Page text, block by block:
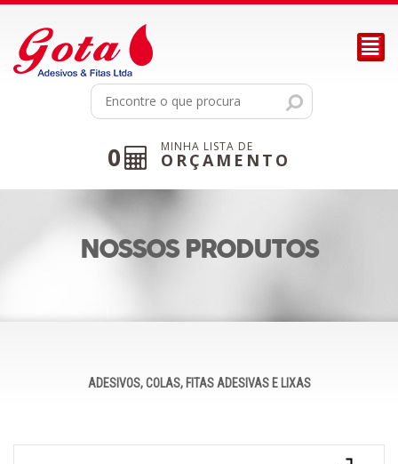
²
0 MINHA LISTA DE
ORÇAMENTO
NOSSOS PRODUTOS
ADESIVOS, COLAS, FITAS ADESIVAS E LIXAS